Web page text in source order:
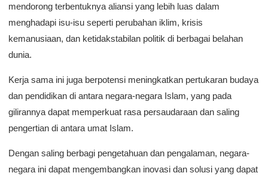
mendorong terbentuknya aliansi yang lebih luas dalam
menghadapi isu-isu seperti perubahan iklim, krisis
kemanusiaan, dan ketidakstabilan politik di berbagai belahan
dunia.
Kerja sama ini juga berpotensi meningkatkan pertukaran budaya
dan pendidikan di antara negara-negara Islam, yang pada
gilirannya dapat memperkuat rasa persaudaraan dan saling
pengertian di antara umat Islam.
Dengan saling berbagi pengetahuan dan pengalaman, negara-
negara ini dapat mengembangkan inovasi dan solusi yang dapat